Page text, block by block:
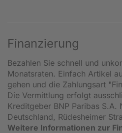
Finanzierung
Bezahlen Sie schnell und
Monatsraten. Einfach Artikel
gehen und die Zahlungsart
Die Vermittlung erfolgt
Kreditgeber BNP Paribas S.A.
Deutschland, Rüdesheimer
Weitere Informationen zur